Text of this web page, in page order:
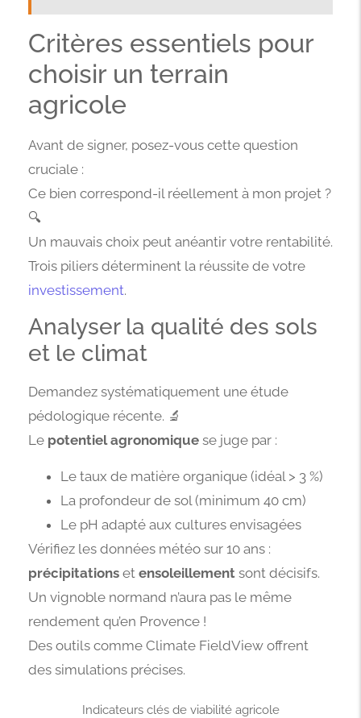
Critères essentiels pour
choisir un terrain
agricole
Avant de signer, posez-vous cette question
cruciale :
Ce bien correspond-il réellement à mon projet ?
🔍
Un mauvais choix peut anéantir votre rentabilité.
Trois piliers déterminent la réussite de votre
investissement.
Analyser la qualité des sols
et le climat
Demandez systématiquement une étude
pédologique récente. 🔬
Le potentiel agronomique se juge par :
Le taux de matière organique (idéal > 3 %)
La profondeur de sol (minimum 40 cm)
Le pH adapté aux cultures envisagées
Vérifiez les données météo sur 10 ans :
précipitations et ensoleillement sont décisifs.
Un vignoble normand n’aura pas le même
rendement qu’en Provence !
Des outils comme Climate FieldView offrent
des simulations précises.
Indicateurs clés de viabilité agricole